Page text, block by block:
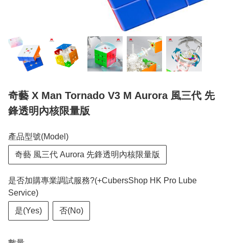
奇藝 X Man Tornado V3 M Aurora 風三代 先
鋒透明內核限量版
產品型號(Model)
奇藝 風三代 Aurora 先鋒透明內核限量版
是否加購專業調試服務?(+CubersShop HK Pro Lube
Service)
是(Yes) 否(No)